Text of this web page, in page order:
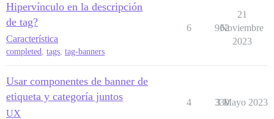
Hipervínculo en la descripción
de tag?
Característica
completed, tags, tag-banners
6 962
21
Noviembre
2023
Usar componentes de banner de
etiqueta y categoría juntos
UX
4 330
3 Mayo 2023